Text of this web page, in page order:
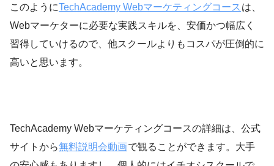
このようにTechAcademy Webマーケティングコース は、
Webマーケターに必要な実践スキルを、安価かつ幅広く
習得していけるので、他スクールよりもコスパが圧倒的に
高いと思います。
TechAcademy Webマーケティングコースの詳細は、公式
サイトから無料説明会動画で観ることができます。大手